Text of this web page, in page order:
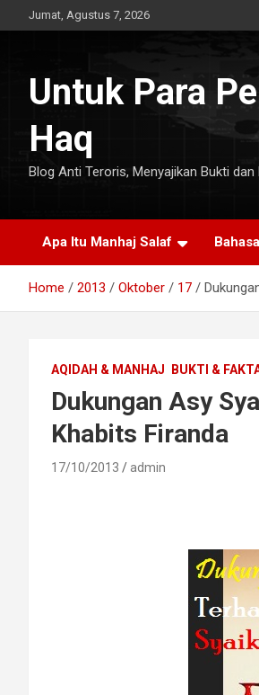
to
Jumat, Agustus 7, 2026
Untuk Para
Haq
Blog Anti Teroris, Menyajikan Bukti
Apa Itu Manhaj Salaf
Home 2013 Oktober 17
AQIDAH & MANHAJ BUKTI &
Dukungan Asy
Khabits Firanda
17/10/2013 admin